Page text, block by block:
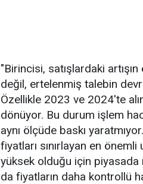
"Birincisi, satışlardaki
değil, ertelenmiş talebin
Özellikle 2023 ve 2024'te
dönüyor. Bu durum işlem
aynı ölçüde baskı
fiyatları sınırlayan en
yüksek olduğu için piyasada
da fiyatların daha kontrollü